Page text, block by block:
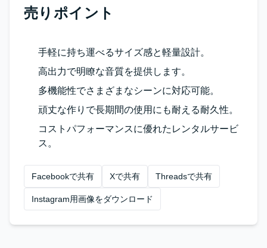
売りポイント
手軽に持ち運べるサイズ感と軽量設計。
高出力で明瞭な音質を提供します。
多機能性でさまざまなシーンに対応可能。
頑丈な作りで長期間の使用にも耐える耐久性。
コストパフォーマンスに優れたレンタルサービ
ス。
Facebookで共有 Xで共有 Threadsで共有
Instagram用画像をダウンロード